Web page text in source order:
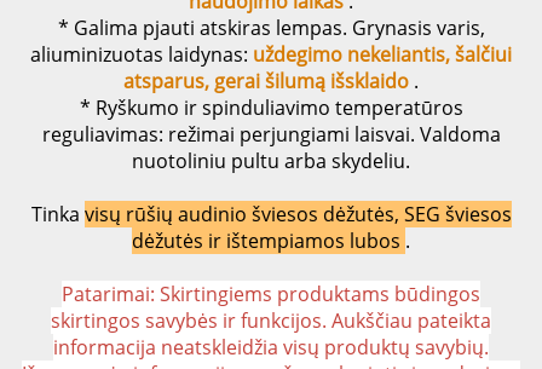
* Galima pjauti atskiras lempas. Grynasis varis,
aliuminizuotas laidynas: uždegimo nekeliantis, šalčiui
atsparus, gerai šilumą išsklaido .
* Ryškumo ir spinduliavimo temperatūros
reguliavimas: režimai perjungiami laisvai. Valdoma
nuotoliniu pultu arba skydeliu.
Tinka visų rūšių audinio šviesos dėžutės, SEG šviesos
dėžutės ir ištempiamos lubos .
Patarimai: Skirtingiems produktams būdingos
skirtingos savybės ir funkcijos. Aukščiau pateikta
informacija neatskleidžia visų produktų savybių.